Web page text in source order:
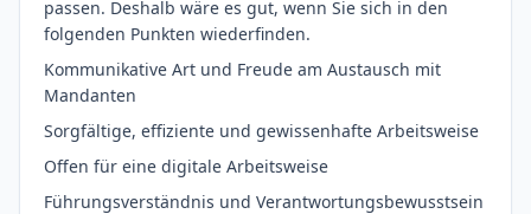
passen. Deshalb wäre es gut, wenn Sie sich in den
folgenden Punkten wiederfinden.
Kommunikative Art und Freude am Austausch mit
Mandanten
Sorgfältige, effiziente und gewissenhafte Arbeitsweise
Offen für eine digitale Arbeitsweise
Führungsverständnis und Verantwortungsbewusstsein